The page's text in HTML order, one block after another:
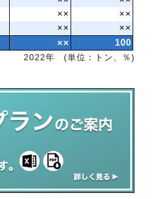
××
××
××
××
××
100
2022年 (単位：トン、％)